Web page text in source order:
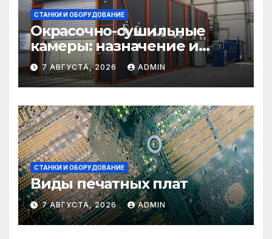
СТАНКИ И ОБОРУДОВАНИЕ
Окрасочно-сушильные
камеры: назначение и
области применения
7 АВГУСТА, 2026 ADMIN
СТАНКИ И ОБОРУДОВАНИЕ
Виды печатных плат
7 АВГУСТА, 2026 ADMIN